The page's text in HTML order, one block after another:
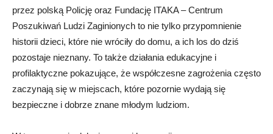
przez polską Policję oraz Fundację ITAKA – Centrum
Poszukiwań Ludzi Zaginionych to nie tylko przypomnienie
historii dzieci, które nie wróciły do domu, a ich los do dziś
pozostaje nieznany. To także działania edukacyjne i
profilaktyczne pokazujące, że współczesne zagrożenia często
zaczynają się w miejscach, które pozornie wydają się
bezpieczne i dobrze znane młodym ludziom.